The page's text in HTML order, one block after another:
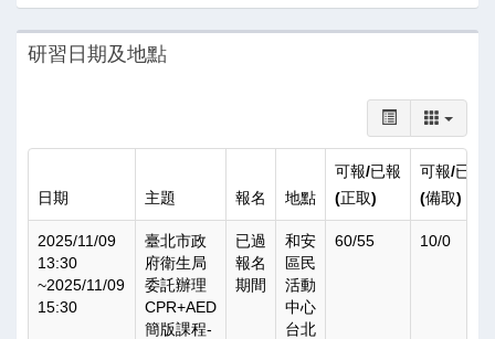
研習日期及地點
日期 主題 報名 地點
可報/已報
(正取)
可報/已報
(備取)
2025/11/09
13:30
~2025/11/09
15:30
臺北市政
府衛生局
委託辦理
CPR+AED
簡版課程-
已過
報名
期間
和安
區民
活動
中心
台北
60/55 10/0